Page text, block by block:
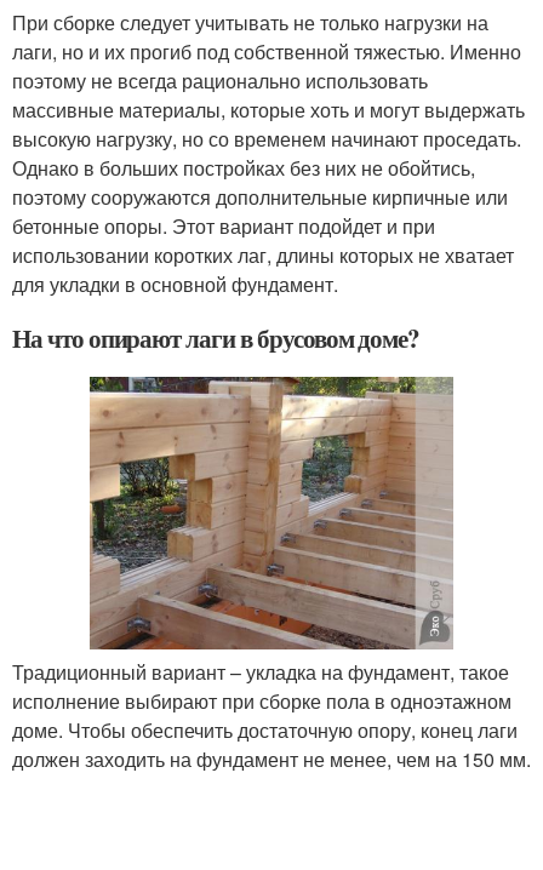
При сборке следует учитывать не только нагрузки на
лаги, но и их прогиб под собственной тяжестью. Именно
поэтому не всегда рационально использовать
массивные материалы, которые хоть и могут выдержать
высокую нагрузку, но со временем начинают проседать.
Однако в больших постройках без них не обойтись,
поэтому сооружаются дополнительные кирпичные или
бетонные опоры. Этот вариант подойдет и при
использовании коротких лаг, длины которых не хватает
для укладки в основной фундамент.
На что опирают лаги в брусовом доме?
Традиционный вариант – укладка на фундамент, такое
исполнение выбирают при сборке пола в одноэтажном
доме. Чтобы обеспечить достаточную опору, конец лаги
должен заходить на фундамент не менее, чем на 150 мм.